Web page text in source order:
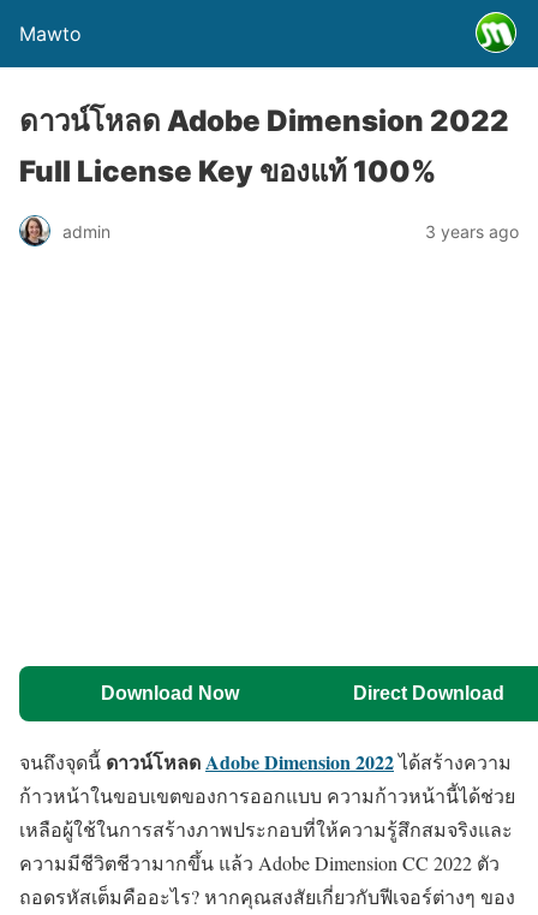
Mawto
ดาวน์โหลด Adobe Dimension 2022
Full License Key ของแท้ 100%
admin 3 years ago
Download Now Direct Download
จนถึงจุดนี้ ดาวน์โหลดAdobe Dimension 2022ได้สร้างความ
ก้าวหน้าในขอบเขตของการออกแบบ ความก้าวหน้านี้ได้ช่วย
เหลือผู้ใช้ในการสร้างภาพประกอบที่ให้ความรู้สึกสมจริงและ
ความมีชีวิตชีวามากขึ้น แล้ว Adobe Dimension CC 2022 ตัว
ถอดรหัสเต็มคืออะไร? หากคุณสงสัยเกี่ยวกับฟีเจอร์ต่างๆ ของ